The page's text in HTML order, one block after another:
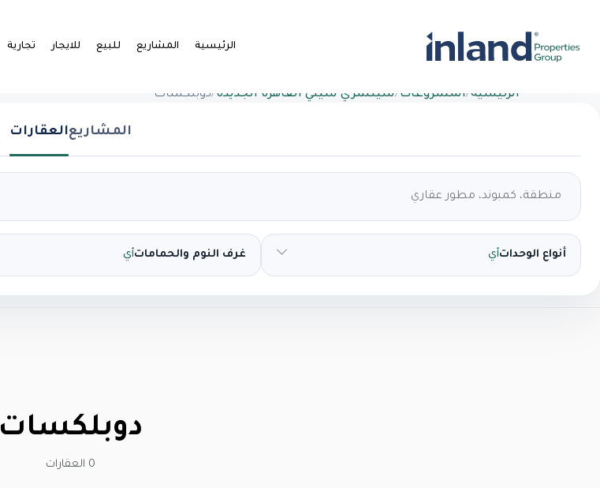
الرئيسية المشاريع للبيع للايجار تجارية
الرئيسية/المشروعات /سينشري سيتي القاهرة الجديدة /دوبلكسات
المشاريعالعقارات
أنواع الوحداتأي غرف النوم والحماماتأي
دوبلكسات
0 العقارات